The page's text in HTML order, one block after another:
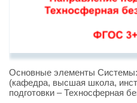
Основные элементы
(кафедра, высшая школа,
подготовки – Техносферная